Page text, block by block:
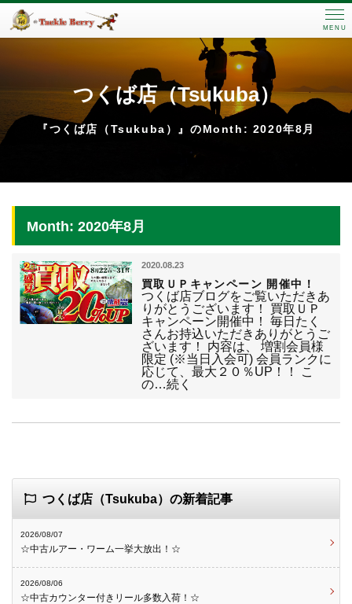
MENU
つくば店（Tsukuba）
『つくば店（Tsukuba）』のMonth: 2020年8月
Month: 2020年8月
2020.08.23
買取ＵＰキャンペーン 開催中！
つくば店ブログをご覧いただきあ
りがとうございます！ 買取ＵＰ
キャンペーン開催中！ 毎日たく
さんお持込いただきありがとうご
ざいます！ 内容は、 増割会員様
限定 (※当日入会可) 会員ランクに
応じて、最大２０％UP！！ こ
の…続く
つくば店（Tsukuba）の新着記事
2026/08/07
☆中古ルアー・ワーム一挙大放出！☆
2026/08/06
☆中古カウンター付きリール多数入荷！☆